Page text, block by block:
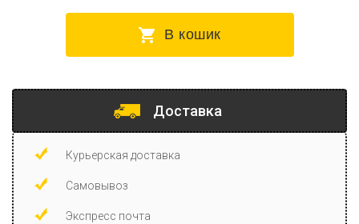
В кошик
Доставка
Курьерская доставка
Самовывоз
Экспресс почта